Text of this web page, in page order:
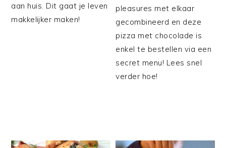
aan huis. Dit gaat je leven
makkelijker maken!
pleasures met elkaar
gecombineerd en deze
pizza met chocolade is
enkel te bestellen via een
secret menu! Lees snel
verder hoe!